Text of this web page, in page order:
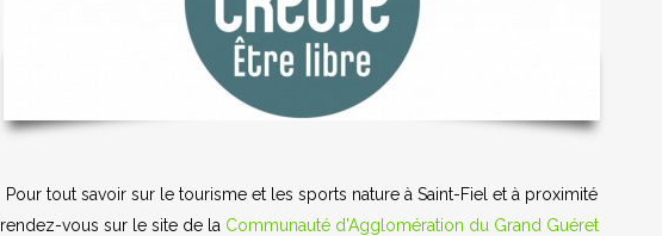
Pour tout savoir sur le tourisme et les sports nature à Saint-Fiel et à proximité
rendez-vous sur le site de la Communauté d’Agglomération du Grand Guéret